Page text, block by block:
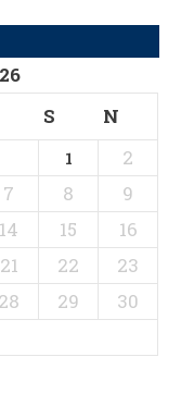
S N
1
2
7 8
9
14 15
16
21 22
23
28 29
30